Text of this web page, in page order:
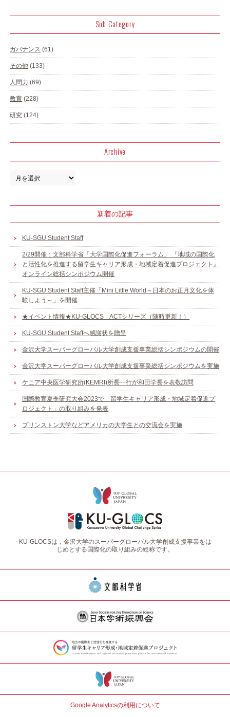
Sub Category
ガバナンス (61)
その他 (133)
人間力 (69)
教育 (228)
研究 (124)
Archive
新着の記事
KU-SGU Student Staff
2/29開催：文部科学省「大学国際化促進フォーラム」 『地域の国際化
と活性化を推進する留学生キャリア形成・地域定着促進プロジェクト』
オンライン総括シンポジウム開催
KU-SGU Student Staff主催「Mini Little World～日本のお正月文化を体
験しよう～」を開催
★イベント情報★KU-GLOCS ACTシリーズ（随時更新！）
KU-SGU Student Staffへ感謝状を贈呈
金沢大学スーパーグローバル大学創成支援事業総括シンポジウムの開催
金沢大学スーパーグローバル大学創成支援事業総括シンポジウムを実施
ケニア中央医学研究所(KEMRI)所長一行が和田学長を表敬訪問
国際教育夏季研究大会2023で「留学生キャリア形成・地域定着促進プ
ロジェクト」の取り組みを発表
プリンストン大学などアメリカの大学生との交流会を実施
KU-GLOCSは，金沢大学のスーパーグローバル大学創成支援事業をは
じめとする国際化の取り組みの総称です。
Google Analyticsの利用について